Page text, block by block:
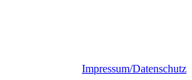
Impressum/Datenschutz